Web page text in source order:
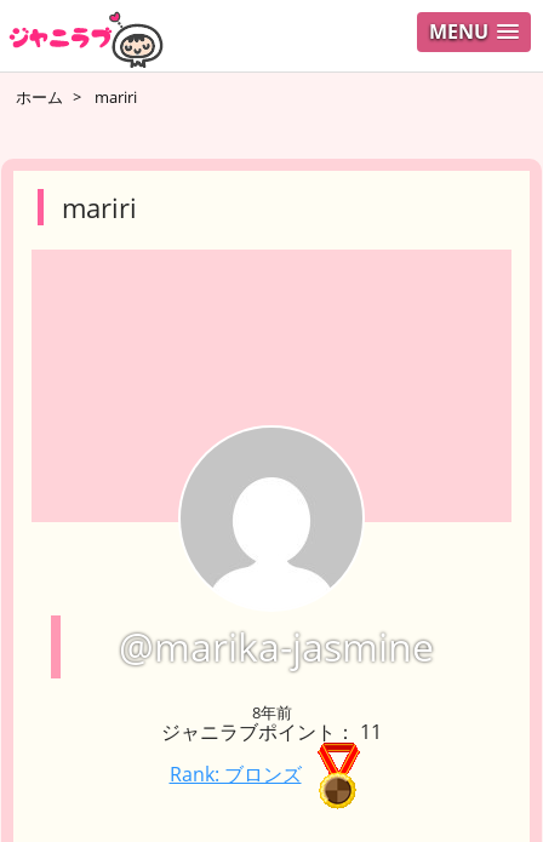
MENU ログイ
ホーム > mariri
mariri
@marika-jasmine
8年前
ジャニラブポイント： 11
Rank: ブロンズ